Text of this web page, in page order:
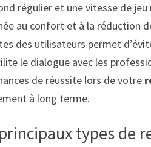
régulier et une vitesse de jeu
au confort et à la réduction
des utilisateurs permet
le dialogue avec les
de réussite lors de votre
à long terme.
types de